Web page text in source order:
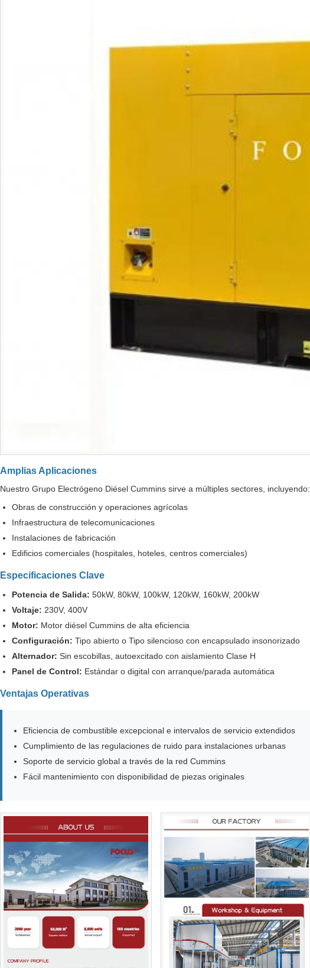
Amplias Aplicaciones
Nuestro Grupo Electrógeno Diésel Cummins sirve a múltiples sectores, incluyendo:
Obras de construcción y operaciones agrícolas
Infraestructura de telecomunicaciones
Instalaciones de fabricación
Edificios comerciales (hospitales, hoteles, centros comerciales)
Especificaciones Clave
Potencia de Salida: 50kW, 80kW, 100kW, 120kW, 160kW, 200kW
Voltaje: 230V, 400V
Motor: Motor diésel Cummins de alta eficiencia
Configuración: Tipo abierto o Tipo silencioso con encapsulado insonorizado
Alternador: Sin escobillas, autoexcitado con aislamiento Clase H
Panel de Control: Estándar o digital con arranque/parada automática
Ventajas Operativas
Eficiencia de combustible excepcional e intervalos de servicio extendidos
Cumplimiento de las regulaciones de ruido para instalaciones urbanas
Soporte de servicio global a través de la red Cummins
Fácil mantenimiento con disponibilidad de piezas originales